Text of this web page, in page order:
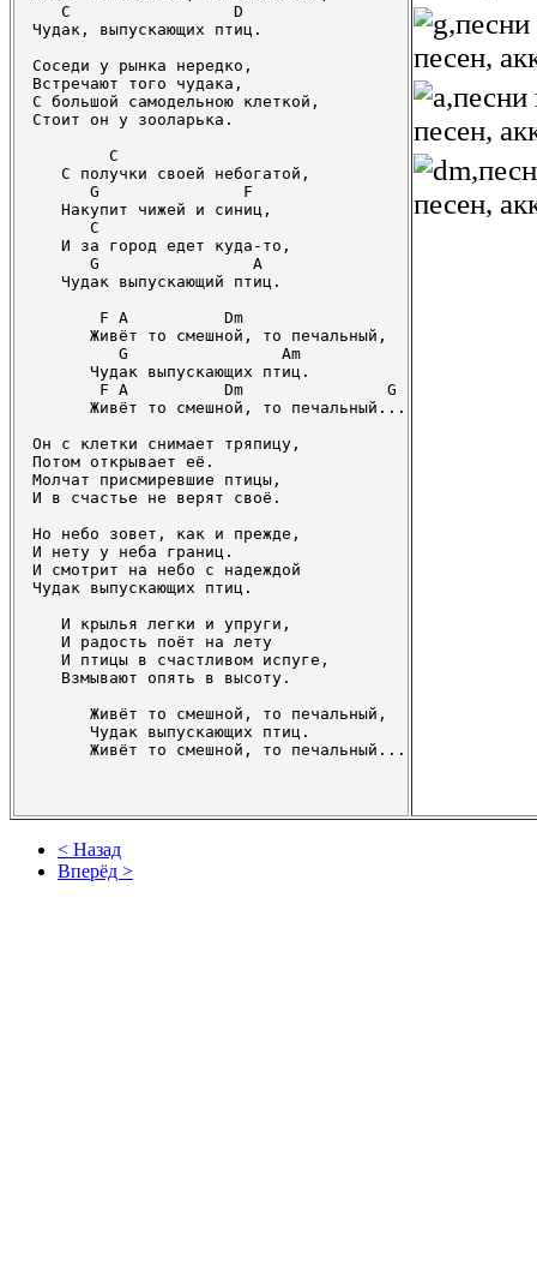
   C                 D
Чудак, выпускающих птиц.
Соседи у рынка нередко,
Встречают того чудака,
С большой самодельною клеткой,
Стоит он у зооларька.
        C
   С получки своей небогатой,
      G               F
   Накупит чижей и синиц,
      C
   И за город едет куда-то,
      G                A
   Чудак выпускающий птиц.
       F A          Dm
      Живёт то смешной, то печальный,
         G                Am
      Чудак выпускающих птиц.
       F A          Dm               G
      Живёт то смешной, то печальный...
Он с клетки снимает тряпицу,
Потом открывает её.
Молчат присмиревшие птицы,
И в счастье не верят своё.
Но небо зовет, как и прежде,
И нету у неба границ.
И смотрит на небо с надеждой
Чудак выпускающих птиц.
   И крылья легки и упруги,
   И радость поёт на лету
   И птицы в счастливом испуге,
   Взмывают опять в высоту.
      Живёт то смешной, то печальный,
      Чудак выпускающих птиц.
      Живёт то смешной, то печальный...
< Назад
Вперёд >